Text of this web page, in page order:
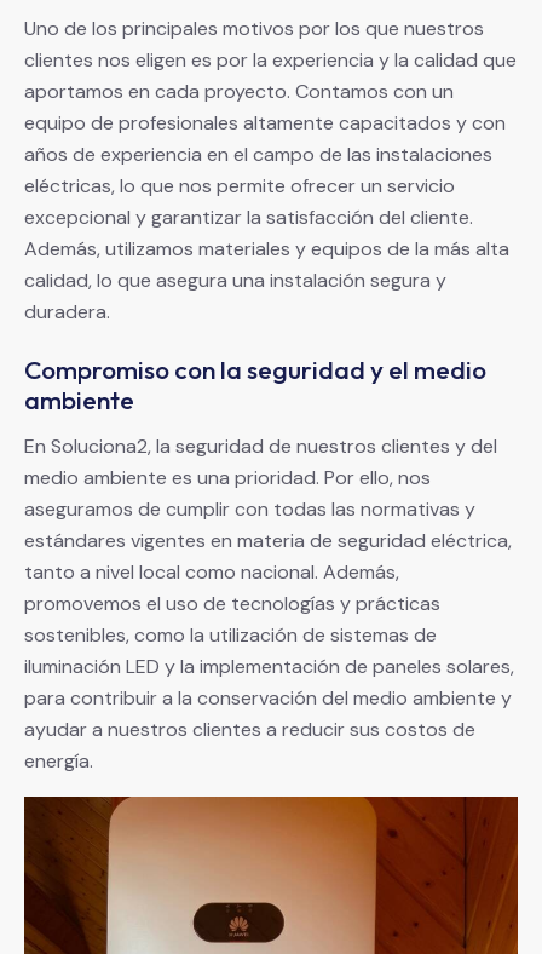
Uno de los principales motivos por los que nuestros
clientes nos eligen es por la experiencia y la calidad que
aportamos en cada proyecto. Contamos con un
equipo de profesionales altamente capacitados y con
años de experiencia en el campo de las instalaciones
eléctricas, lo que nos permite ofrecer un servicio
excepcional y garantizar la satisfacción del cliente.
Además, utilizamos materiales y equipos de la más alta
calidad, lo que asegura una instalación segura y
duradera.
Compromiso con la seguridad y el medio
ambiente
En Soluciona2, la seguridad de nuestros clientes y del
medio ambiente es una prioridad. Por ello, nos
aseguramos de cumplir con todas las normativas y
estándares vigentes en materia de seguridad eléctrica,
tanto a nivel local como nacional. Además,
promovemos el uso de tecnologías y prácticas
sostenibles, como la utilización de sistemas de
iluminación LED y la implementación de paneles solares,
para contribuir a la conservación del medio ambiente y
ayudar a nuestros clientes a reducir sus costos de
energía.